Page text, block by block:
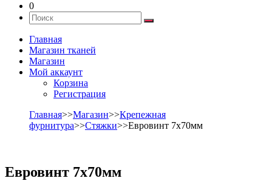
0
Главная
Магазин тканей
Магазин
Мой аккаунт
Корзина
Регистрация
Главная>>Магазин>>Крепежная
фурнитура>>Стяжки>>Евровинт 7х70мм
Евровинт 7х70мм